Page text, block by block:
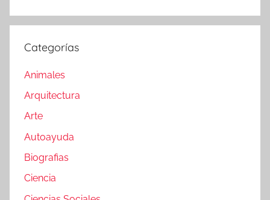
Categorías
Animales
Arquitectura
Arte
Autoayuda
Biografias
Ciencia